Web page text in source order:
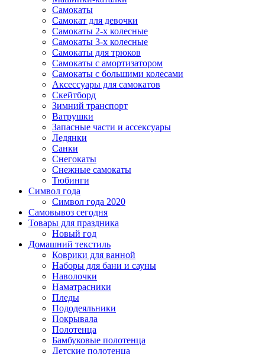
Самокаты
Самокат для девочки
Самокаты 2-х колесные
Самокаты 3-х колесные
Самокаты для трюков
Самокаты с амортизатором
Самокаты с большими колесами
Аксессуары для самокатов
Скейтборд
Зимний транспорт
Ватрушки
Запасные части и ассексуары
Ледянки
Санки
Снегокаты
Снежные самокаты
Тюбинги
Символ года
Символ года 2020
Самовывоз сегодня
Товары для праздника
Новый год
Домашний текстиль
Коврики для ванной
Наборы для бани и сауны
Наволочки
Наматрасники
Пледы
Пододеяльники
Покрывала
Полотенца
Бамбуковые полотенца
Детские полотенца